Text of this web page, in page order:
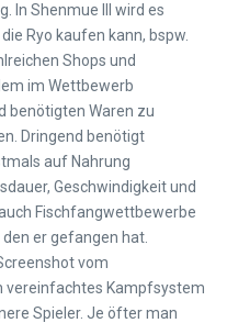
In Shenmue III wird es
Ryo kaufen kann, bspw.
Shops und
im Wettbewerb
benötigten Waren zu
Dringend benötigt
auf Nahrung
Geschwindigkeit und
Fischfangwettbewerbe
er gefangen hat.
vom
vereinfachtes Kampfsystem
Spieler. Je öfter man